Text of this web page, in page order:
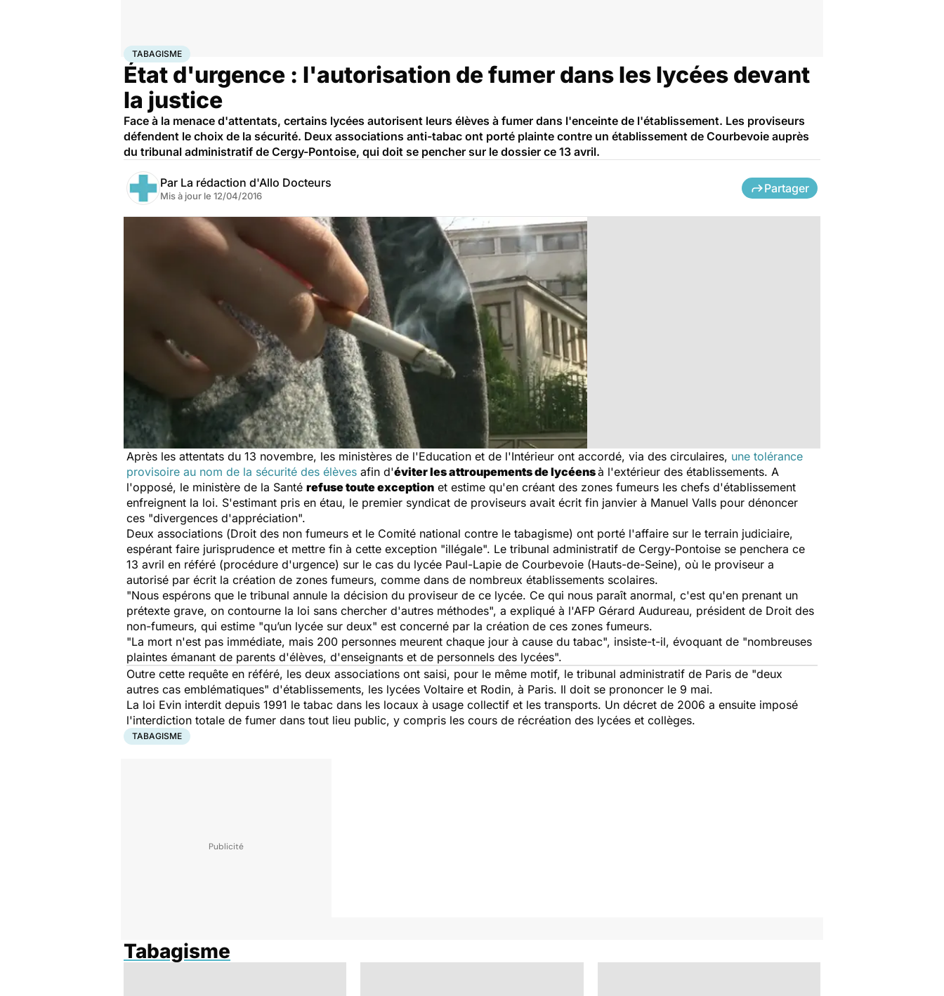
AccueilSantéMaladies
TABAGISME
État d'urgence : l'autorisation de fumer dans les lycées devant
la justice
Face à la menace d'attentats, certains lycées autorisent leurs élèves à fumer dans l'enceinte de l'établissement. Les proviseurs
défendent le choix de la sécurité. Deux associations anti-tabac ont porté plainte contre un établissement de Courbevoie auprès
du tribunal administratif de Cergy-Pontoise, qui doit se pencher sur le dossier ce 13 avril.
Par La rédaction d'Allo Docteurs
Mis à jour le 12/04/2016
Partager
Après les attentats du 13 novembre, les ministères de l'Education et de l'Intérieur ont accordé, via des circulaires, une tolérance
provisoire au nom de la sécurité des élèves afin d'éviter les attroupements de lycéensà l'extérieur des établissements. A
l'opposé, le ministère de la Santé refuse toute exception et estime qu'en créant des zones fumeurs les chefs d'établissement
enfreignent la loi. S'estimant pris en étau, le premier syndicat de proviseurs avait écrit fin janvier à Manuel Valls pour dénoncer
ces "divergences d'appréciation".
Deux associations (Droit des non fumeurs et le Comité national contre le tabagisme) ont porté l'affaire sur le terrain judiciaire,
espérant faire jurisprudence et mettre fin à cette exception "illégale". Le tribunal administratif de Cergy-Pontoise se penchera ce
13 avril en référé (procédure d'urgence) sur le cas du lycée Paul-Lapie de Courbevoie (Hauts-de-Seine), où le proviseur a
autorisé par écrit la création de zones fumeurs, comme dans de nombreux établissements scolaires.
"Nous espérons que le tribunal annule la décision du proviseur de ce lycée. Ce qui nous paraît anormal, c'est qu'en prenant un
prétexte grave, on contourne la loi sans chercher d'autres méthodes", a expliqué à l'AFP Gérard Audureau, président de Droit des
non-fumeurs, qui estime "qu’un lycée sur deux" est concerné par la création de ces zones fumeurs.
"La mort n'est pas immédiate, mais 200 personnes meurent chaque jour à cause du tabac", insiste-t-il, évoquant de "nombreuses
plaintes émanant de parents d'élèves, d'enseignants et de personnels des lycées".
Outre cette requête en référé, les deux associations ont saisi, pour le même motif, le tribunal administratif de Paris de "deux
autres cas emblématiques" d'établissements, les lycées Voltaire et Rodin, à Paris. Il doit se prononcer le 9 mai.
La loi Evin interdit depuis 1991 le tabac dans les locaux à usage collectif et les transports. Un décret de 2006 a ensuite imposé
l'interdiction totale de fumer dans tout lieu public, y compris les cours de récréation des lycées et collèges.
TABAGISME
Tabagisme